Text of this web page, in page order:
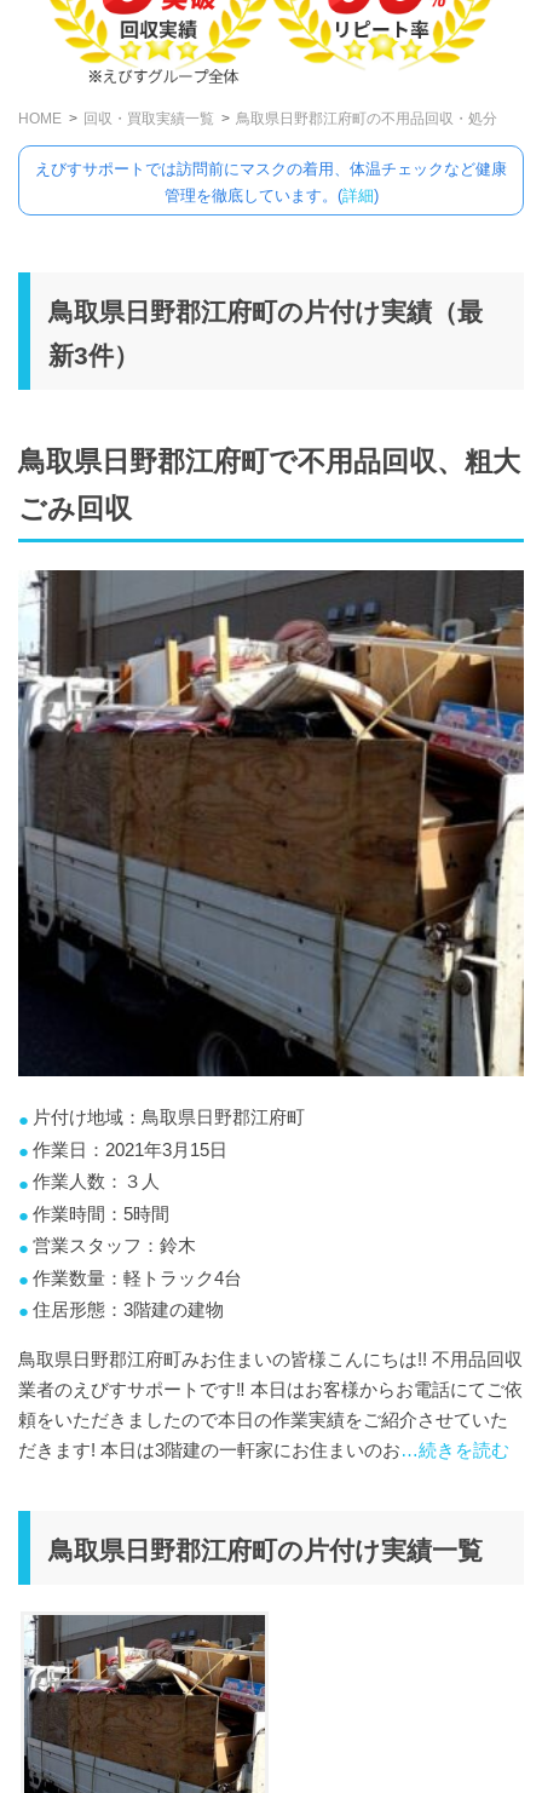
HOME 回収・買取実績一覧 鳥取県日野郡江府町の不用品回収・処分
えびすサポートでは訪問前にマスクの着用、体温チェックなど健康
管理を徹底しています。(詳細)
鳥取県日野郡江府町の片付け実績（最
新3件）
鳥取県日野郡江府町で不用品回収、粗大
ごみ回収
片付け地域：鳥取県日野郡江府町
作業日：2021年3月15日
作業人数：３人
作業時間：5時間
営業スタッフ：鈴木
作業数量：軽トラック4台
住居形態：3階建の建物
鳥取県日野郡江府町みお住まいの皆様こんにちは!! 不用品回収
業者のえびすサポートです‼️ 本日はお客様からお電話にてご依
頼をいただきましたので本日の作業実績をご紹介させていた
だきます! 本日は3階建の一軒家にお住まいのお…続きを読む
鳥取県日野郡江府町の片付け実績一覧